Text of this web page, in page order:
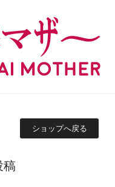
ショップへ戻る
稿